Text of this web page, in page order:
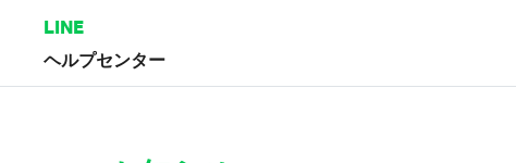
LINE
ヘルプセンター